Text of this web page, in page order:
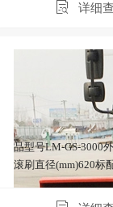
详细
品型号LM-GS-3000
滚刷直径(mm)620标